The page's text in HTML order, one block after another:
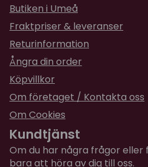
Butiken i Umeå
Fraktpriser & leveranser
Returinformation
Ångra din order
Köpvillkor
Om företaget / Kontakta oss
Om Cookies
Kundtjänst
Om du har några frågor eller
bara att höra av dig till oss.